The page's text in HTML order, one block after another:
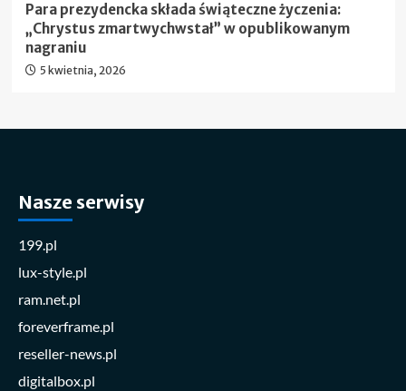
Para prezydencka składa świąteczne życzenia:
„Chrystus zmartwychwstał” w opublikowanym
nagraniu
5 kwietnia, 2026
Nasze serwisy
199.pl
lux-style.pl
ram.net.pl
foreverframe.pl
reseller-news.pl
digitalbox.pl